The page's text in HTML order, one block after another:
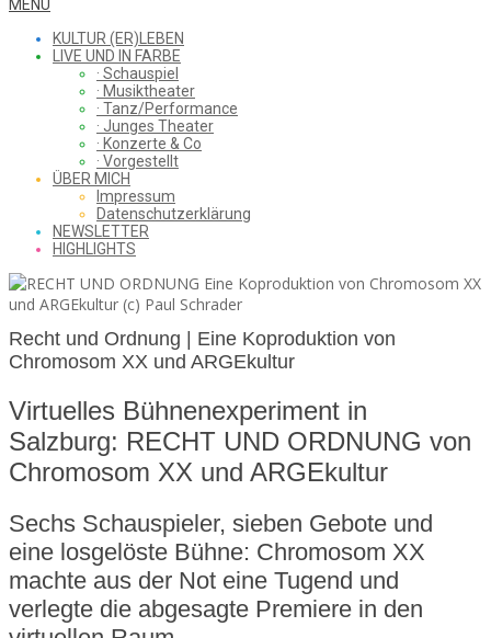
WHAT
SAW
FROM
THE
CHEAP
SEATS
Menu
MENU
KULTUR (ER)LEBEN
LIVE UND IN FARBE
· Schauspiel
· Musiktheater
· Tanz/Performance
· Junges Theater
· Konzerte & Co
· Vorgestellt
ÜBER MICH
Impressum
Datenschutzerklärung
NEWSLETTER
HIGHLIGHTS
Recht und Ordnung | Eine Koproduktion von
Chromosom XX und ARGEkultur
Virtuelles Bühnenexperiment in
Salzburg: RECHT UND ORDNUNG von
Chromosom XX und ARGEkultur
Sechs Schauspieler, sieben Gebote und
eine losgelöste Bühne: Chromosom XX
machte aus der Not eine Tugend und
verlegte die abgesagte Premiere in den